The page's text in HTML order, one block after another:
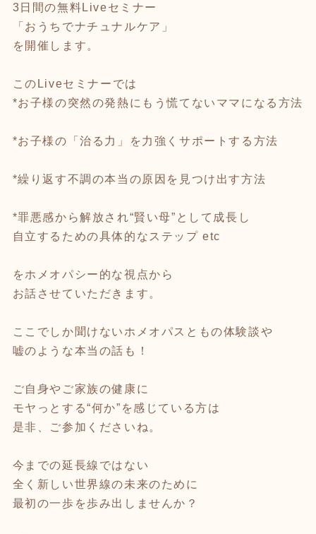
3日間の無料Liveセミナー
「おうちでナチュナルケア」
を開催します。
このLiveセミナーでは
*お子様の突然の発熱にもう慌てないママになる方法
*お子様の「治る力」を力強くサポートする方法
*繰り返す不調の本当の原因を見つけ出す方法
*罪悪感から解放され“賢い母”として成長し
自立するための具体的なステップ etc
をホメオパシー的な視点から
お話させていただきます。
ここでしか聞けないホメオパスともの体験談や
嘘のような本当の話も！
ご自身やご家族の健康に
モヤっとする“何か”を感じている方は
是非、ご参加くださいね。
今までの延長線ではない
全く新しい世界線の未来のために
最初の一歩を歩み出しませんか？